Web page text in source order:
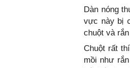
Dàn nóng
vực này bị
chuột và
Chuột rất
mồi như